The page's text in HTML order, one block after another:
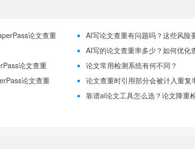
论文查重
AI写论文查重有问题吗？这些风
AI写的论文查重率多少？如何优
论文查重
论文常用检测系统有何不同？
论文查重
论文查重时引用部分会被计入重复
靠谱ai论文工具怎么选？论文降重